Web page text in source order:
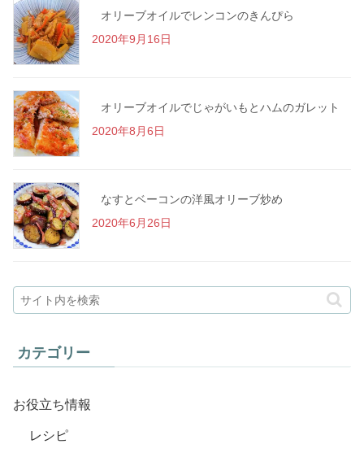
オリーブオイルでレンコンのきんぴら
2020年9月16日
オリーブオイルでじゃがいもとハムのガレット
2020年8月6日
なすとベーコンの洋風オリーブ炒め
2020年6月26日
カテゴリー
お役立ち情報
レシピ